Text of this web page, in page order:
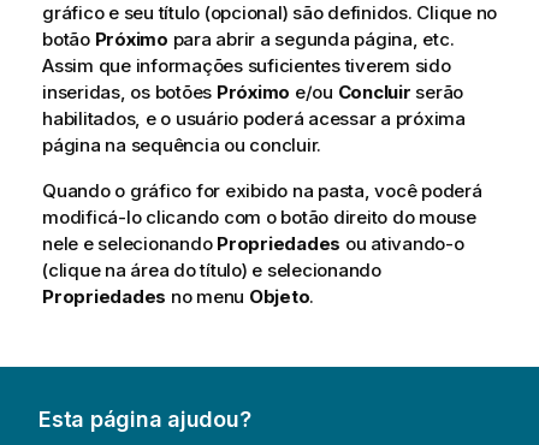
gráfico e seu título (opcional) são definidos. Clique no
botão Próximo para abrir a segunda página, etc.
Assim que informações suficientes tiverem sido
inseridas, os botões Próximo e/ou Concluir serão
habilitados, e o usuário poderá acessar a próxima
página na sequência ou concluir.
Quando o gráfico for exibido na pasta, você poderá
modificá-lo clicando com o botão direito do mouse
nele e selecionando Propriedades ou ativando-o
(clique na área do título) e selecionando
Propriedades no menu Objeto.
Esta página ajudou?